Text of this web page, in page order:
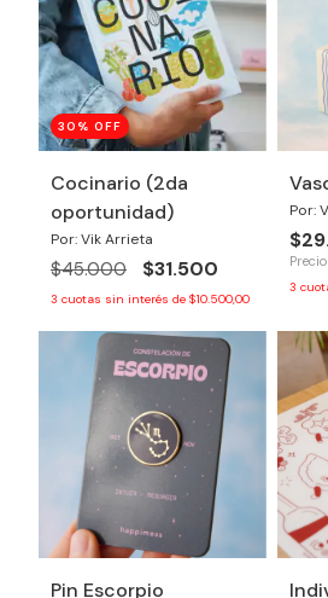
30 % OFF
Cocinario (2da
oportunidad)
Por: Vik Arrieta
$45.000 $31.500
3 cuotas sin interés de $10.500,00
Por:
3
Pin Escorpio